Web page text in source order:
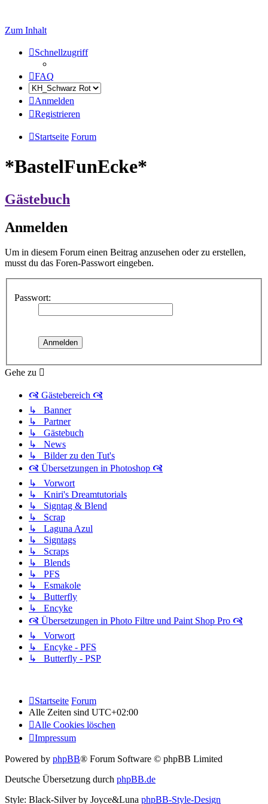
Zum Inhalt
Schnellzugriff
FAQ
Anmelden
Registrieren
Startseite Forum
*BastelFunEcke*
Gästebuch
Anmelden
Um in diesem Forum einen Beitrag anzusehen oder zu erstellen,
musst du das Foren-Passwort eingeben.
Passwort:
Gehe zu
🙧 Gästebereich 🙧
↳ Banner
↳ Partner
↳ Gästebuch
↳ News
↳ Bilder zu den Tut's
🙧 Übersetzungen in Photoshop 🙧
↳ Vorwort
↳ Kniri's Dreamtutorials
↳ Signtag & Blend
↳ Scrap
↳ Laguna Azul
↳ Signtags
↳ Scraps
↳ Blends
↳ PFS
↳ Esmakole
↳ Butterfly
↳ Encyke
🙧 Übersetzungen in Photo Filtre und Paint Shop Pro 🙧
↳ Vorwort
↳ Encyke - PFS
↳ Butterfly - PSP
Startseite Forum
Alle Zeiten sind UTC+02:00
Alle Cookies löschen
Impressum
Powered by phpBB® Forum Software © phpBB Limited
Deutsche Übersetzung durch phpBB.de
Style: Black-Silver by Joyce&Luna phpBB-Style-Design